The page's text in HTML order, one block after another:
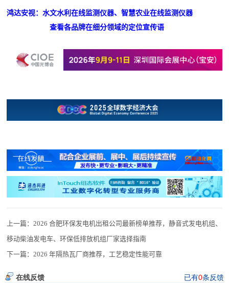
鸿达安视：水文水利在线监测仪器、智慧农业在线监测仪器
查看各品牌在细分领域的定位宣传语
上一篇：2026 合肥环保发电机出租公司最新榜单推荐，静音式发电机组、
移动柴油发电车、环保低排放机组厂家选择指南
下一篇：2026 年隔热瓦厂商推荐，工艺稳定性能可靠